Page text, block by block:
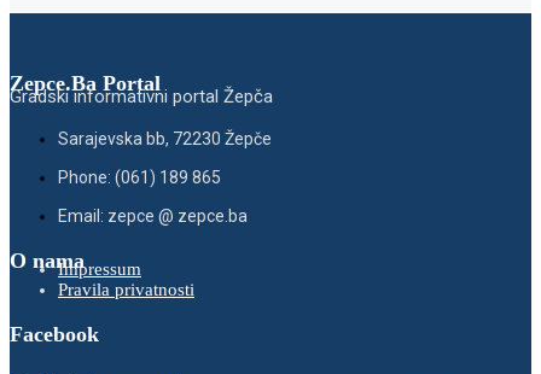
Zepce.Ba Portal
Gradski informativni portal Žepča
Sarajevska bb, 72230 Žepče
Phone: (061) 189 865
Email: zepce @ zepce.ba
O namaImpressum
Pravila privatnosti
Facebook